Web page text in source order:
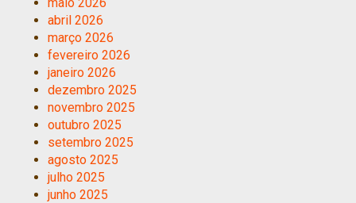
abril 2026
março 2026
fevereiro 2026
janeiro 2026
dezembro 2025
novembro 2025
outubro 2025
setembro 2025
agosto 2025
julho 2025
junho 2025